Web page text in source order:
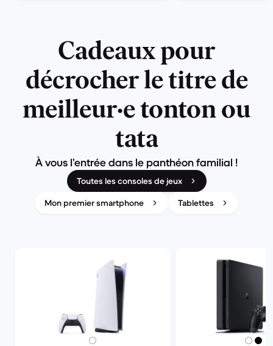
Cadeaux pour
décrocher le titre de
meilleur·e tonton ou
tata
À vous l’entrée dans le panthéon familial !
Toutes les consoles de jeux
Mon premier smartphone
Tablettes